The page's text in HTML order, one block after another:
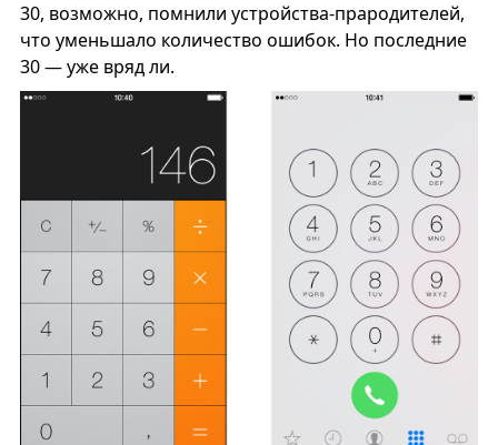
30, возможно, помнили устройства-прародителей,
что уменьшало количество ошибок. Но последние
30 — уже вряд ли.